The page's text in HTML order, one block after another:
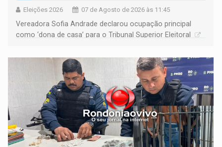
Eleições 2026 07 de Agosto de 2026 às 11:45
Vereadora Sofia Andrade declarou ocupação principal
como ‘dona de casa’ para o Tribunal Superior Eleitoral